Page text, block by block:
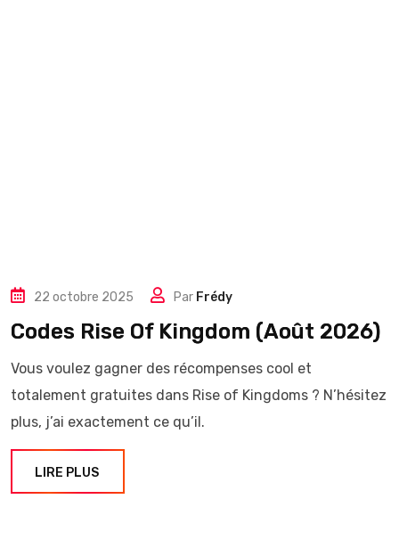
22 octobre 2025 Par Frédy
Codes Rise Of Kingdom (Août 2026)
Vous voulez gagner des récompenses cool et
totalement gratuites dans Rise of Kingdoms ? N’hésitez
plus, j’ai exactement ce qu’il.
LIRE PLUS